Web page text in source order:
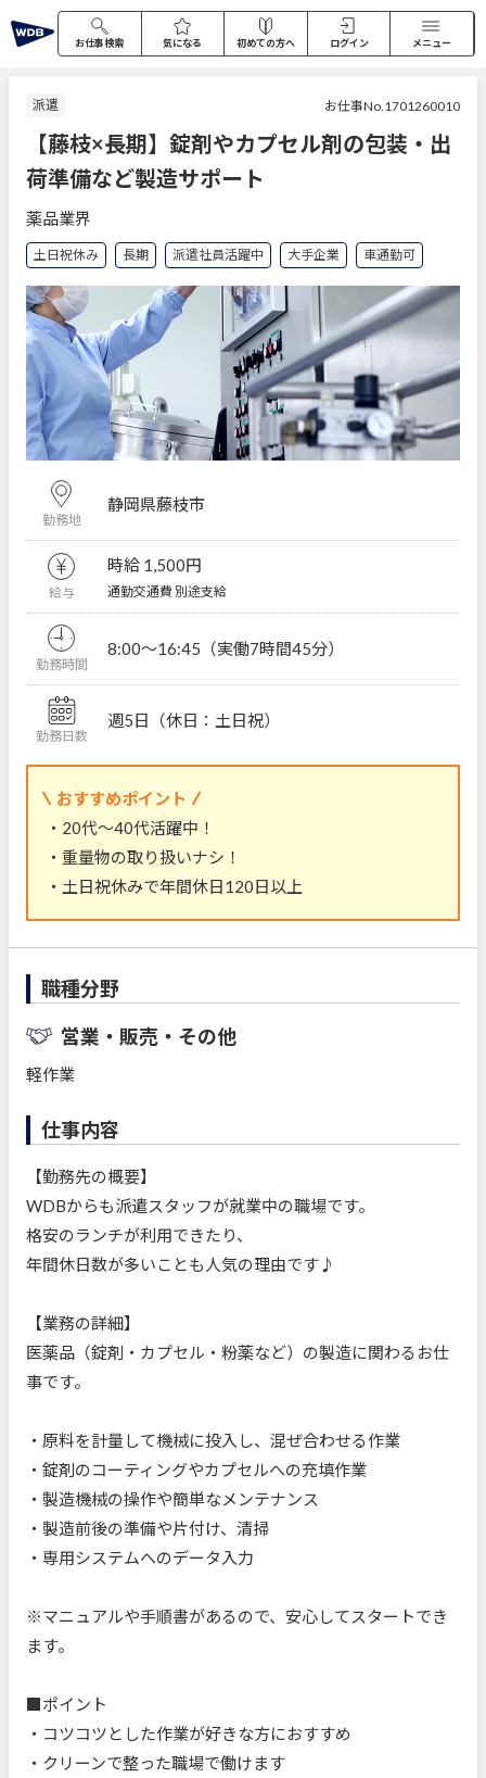
お仕事検索 気になる 初めての方へ ログイン メニュー
派遣 お仕事No.1701260010
【藤枝×長期】錠剤やカプセル剤の包装・出
荷準備など製造サポート
薬品業界
土日祝休み 長期 派遣社員活躍中 大手企業 車通勤可
勤務地
静岡県藤枝市
給与
時給 1,500円
通勤交通費 別途支給
勤務時間
8:00～16:45（実働7時間45分）
勤務日数
週5日（休日：土日祝）
おすすめポイント
・20代～40代活躍中！
・重量物の取り扱いナシ！
・土日祝休みで年間休日120日以上
職種分野
営業・販売・その他
軽作業
仕事内容
【勤務先の概要】
WDBからも派遣スタッフが就業中の職場です。
格安のランチが利用できたり、
年間休日数が多いことも人気の理由です♪
【業務の詳細】
医薬品（錠剤・カプセル・粉薬など）の製造に関わるお仕
事です。
・原料を計量して機械に投入し、混ぜ合わせる作業
・錠剤のコーティングやカプセルへの充填作業
・製造機械の操作や簡単なメンテナンス
・製造前後の準備や片付け、清掃
・専用システムへのデータ入力
※マニュアルや手順書があるので、安心してスタートでき
ます。
■ポイント
・コツコツとした作業が好きな方におすすめ
・クリーンで整った職場で働けます